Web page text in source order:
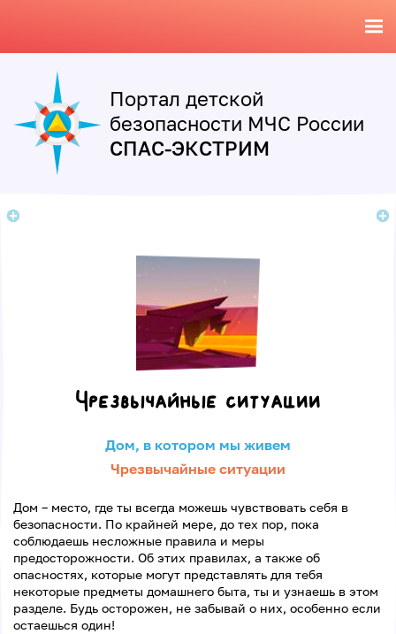
Портал детской
безопасности МЧС России
СПАС-ЭКСТРИМ
Чрезвычайные ситуации
Дом, в котором мы живем
Чрезвычайные ситуации
Дом – место, где ты всегда можешь чувствовать себя в
безопасности. По крайней мере, до тех пор, пока
соблюдаешь несложные правила и меры
предосторожности. Об этих правилах, а также об
опасностях, которые могут представлять для тебя
некоторые предметы домашнего быта, ты и узнаешь в этом
разделе. Будь осторожен, не забывай о них, особенно если
остаешься один!